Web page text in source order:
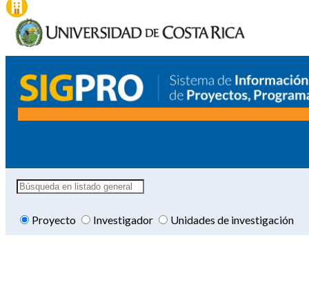
Proyecto Investigador Unidades de investigación